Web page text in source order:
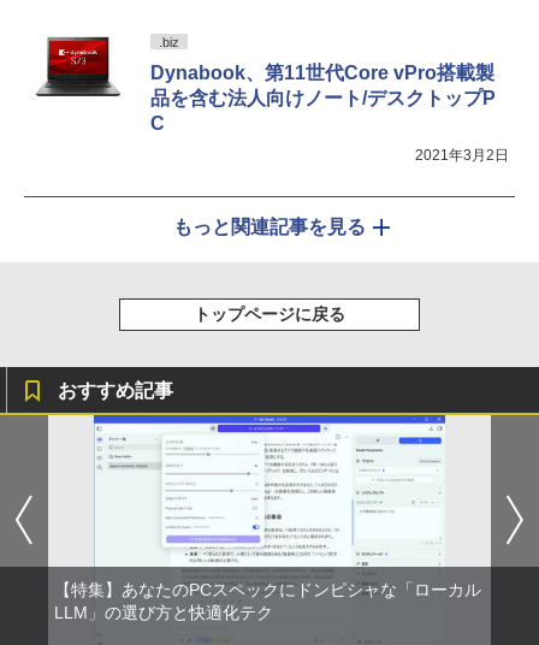
.biz
Dynabook、第11世代Core vPro搭載製
品を含む法人向けノート/デスクトップP
C
2021年3月2日
もっと関連記事を見る
トップページに戻る
おすすめ記事
【特集】あなたのPCスペックにドンピシャな「ローカル
LLM」の選び方と快適化テク